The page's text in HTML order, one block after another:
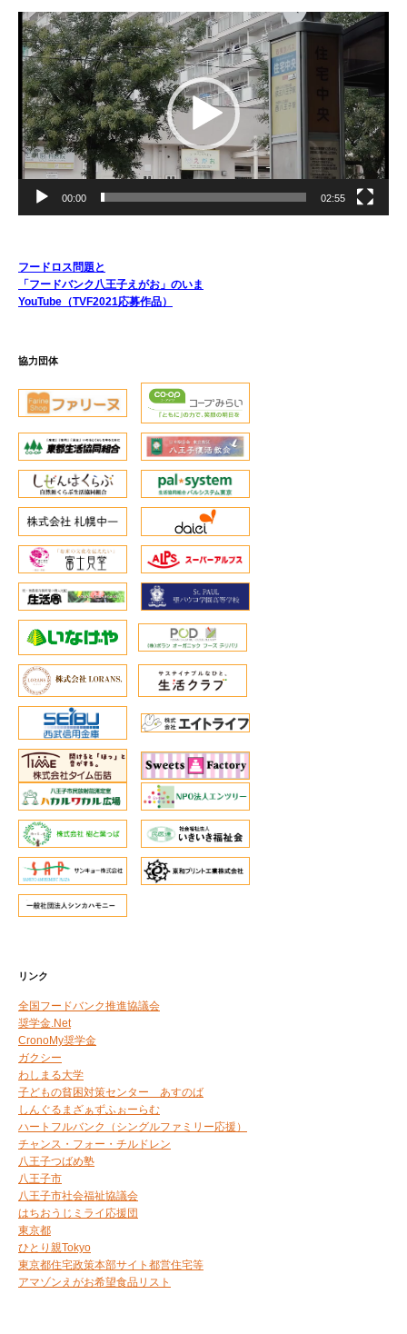
動
画
プ
レ
ー
ヤ
ー
00:00 02:55
フードロス問題と
「フードバンク八王子えがお」のいま
YouTube（TVF2021応募作品）
協力団体
リンク
全国フードバンク推進協議会
奨学金.Net
CronoMy奨学金
ガクシー
わしまる大学
子どもの貧困対策センター あすのば
しんぐるまざぁずふぉーらむ
ハートフルバンク（シングルファミリー応援）
チャンス・フォー・チルドレン
八王子つばめ塾
八王子市
八王子市社会福祉協議会
はちおうじミライ応援団
東京都
ひとり親Tokyo
東京都住宅政策本部サイト都営住宅等
アマゾンえがお希望食品リスト